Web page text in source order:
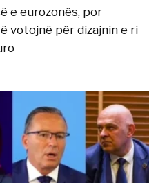
e eurozonës, por
votojnë për dizajnin e ri